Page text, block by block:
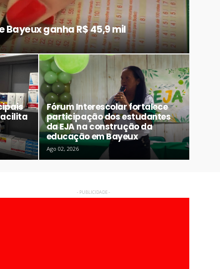
ganha R$ 45,9 mil
Fórum Interescolar fortalece
participação dos estudantes
da EJA na construção da
educação em Bayeux
Ago 02, 2026
- PUBLICIDADE -